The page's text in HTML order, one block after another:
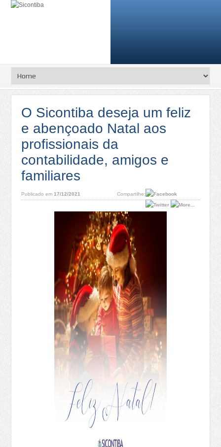
O Sicontiba deseja um feliz
e abençoado Natal aos
profissionais da
contabilidade, amigos e
familiares
Publicado em17/12/2021 Compartilhe: